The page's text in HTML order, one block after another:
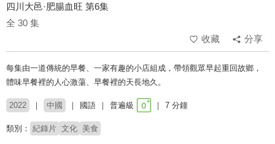
四川大邑·肥腸血旺 第6集
全 30 集
收藏
分享
每集由一道傳統的早餐、一家有趣的小店組成，帶領觀眾早起重回故鄉，
體味早餐裡的人心激蕩、早餐裡的天長地久。
2022 中國 國語 普遍級 7 分鐘
類別： 紀錄片 文化 美食